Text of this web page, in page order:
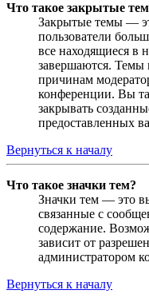
Что такое закрытые
Закрытые темы —
пользователи
все находящиеся в
завершаются.
причинам
конференции. Вы
закрывать
предоставленных
Вернуться к началу
Что такое значки тем?
Значки тем — это
связанные с
содержание.
зависит от
администратором
Вернуться к началу